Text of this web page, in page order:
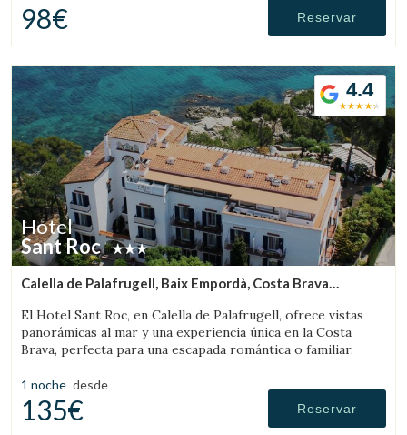
98€ Reservar
4.4
Hotel
Sant Roc
Calella de Palafrugell, Baix Empordà, Costa Brava
El Hotel Sant Roc, en Calella de Palafrugell, ofrece vistas
panorámicas al mar y una experiencia única en la Costa
Brava, perfecta para una escapada romántica o familiar.
1 noche desde
135€ Reservar